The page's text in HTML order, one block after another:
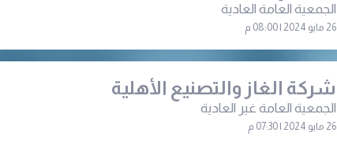
الجمعية العامة العادية
26 مايو 2024 | 08:00 م
شركة الغاز والتصنيع الأهلية
الجمعية العامة غير العادية
26 مايو 2024 | 07:30 م